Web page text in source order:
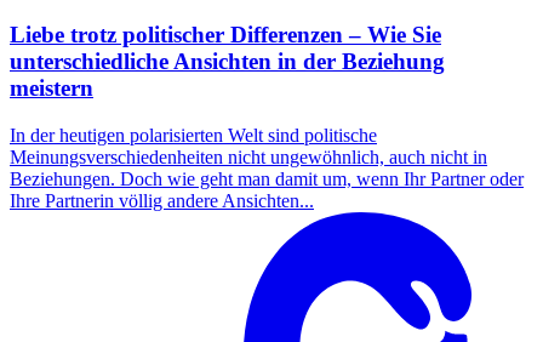
Liebe trotz politischer Differenzen – Wie Sie
unterschiedliche Ansichten in der Beziehung
meistern
In der heutigen polarisierten Welt sind politische
Meinungsverschiedenheiten nicht ungewöhnlich, auch nicht in
Beziehungen. Doch wie geht man damit um, wenn Ihr Partner oder
Ihre Partnerin völlig andere Ansichten...